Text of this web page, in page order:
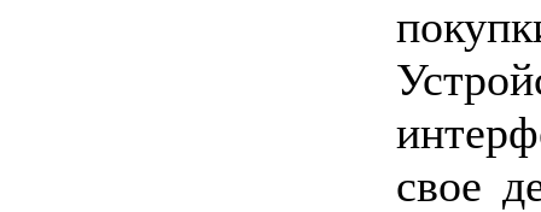
свое